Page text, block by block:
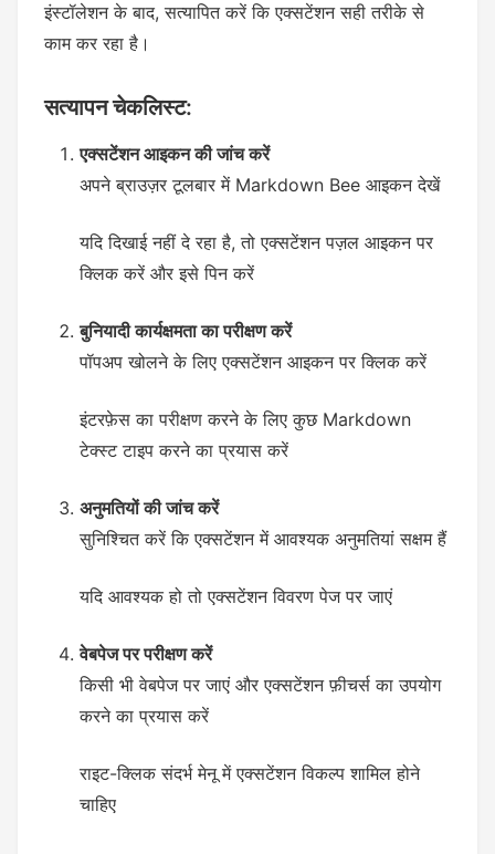
इंस्टॉलेशन के बाद, सत्यापित करें कि एक्सटेंशन सही तरीके से
काम कर रहा है।
सत्यापन चेकलिस्ट:
एक्सटेंशन आइकन की जांच करें
अपने ब्राउज़र टूलबार में Markdown Bee आइकन देखें
यदि दिखाई नहीं दे रहा है, तो एक्सटेंशन पज़ल आइकन पर
क्लिक करें और इसे पिन करें
बुनियादी कार्यक्षमता का परीक्षण करें
पॉपअप खोलने के लिए एक्सटेंशन आइकन पर क्लिक करें
इंटरफ़ेस का परीक्षण करने के लिए कुछ Markdown
टेक्स्ट टाइप करने का प्रयास करें
अनुमतियों की जांच करें
सुनिश्चित करें कि एक्सटेंशन में आवश्यक अनुमतियां सक्षम हैं
यदि आवश्यक हो तो एक्सटेंशन विवरण पेज पर जाएं
वेबपेज पर परीक्षण करें
किसी भी वेबपेज पर जाएं और एक्सटेंशन फ़ीचर्स का उपयोग
करने का प्रयास करें
राइट-क्लिक संदर्भ मेनू में एक्सटेंशन विकल्प शामिल होने
चाहिए